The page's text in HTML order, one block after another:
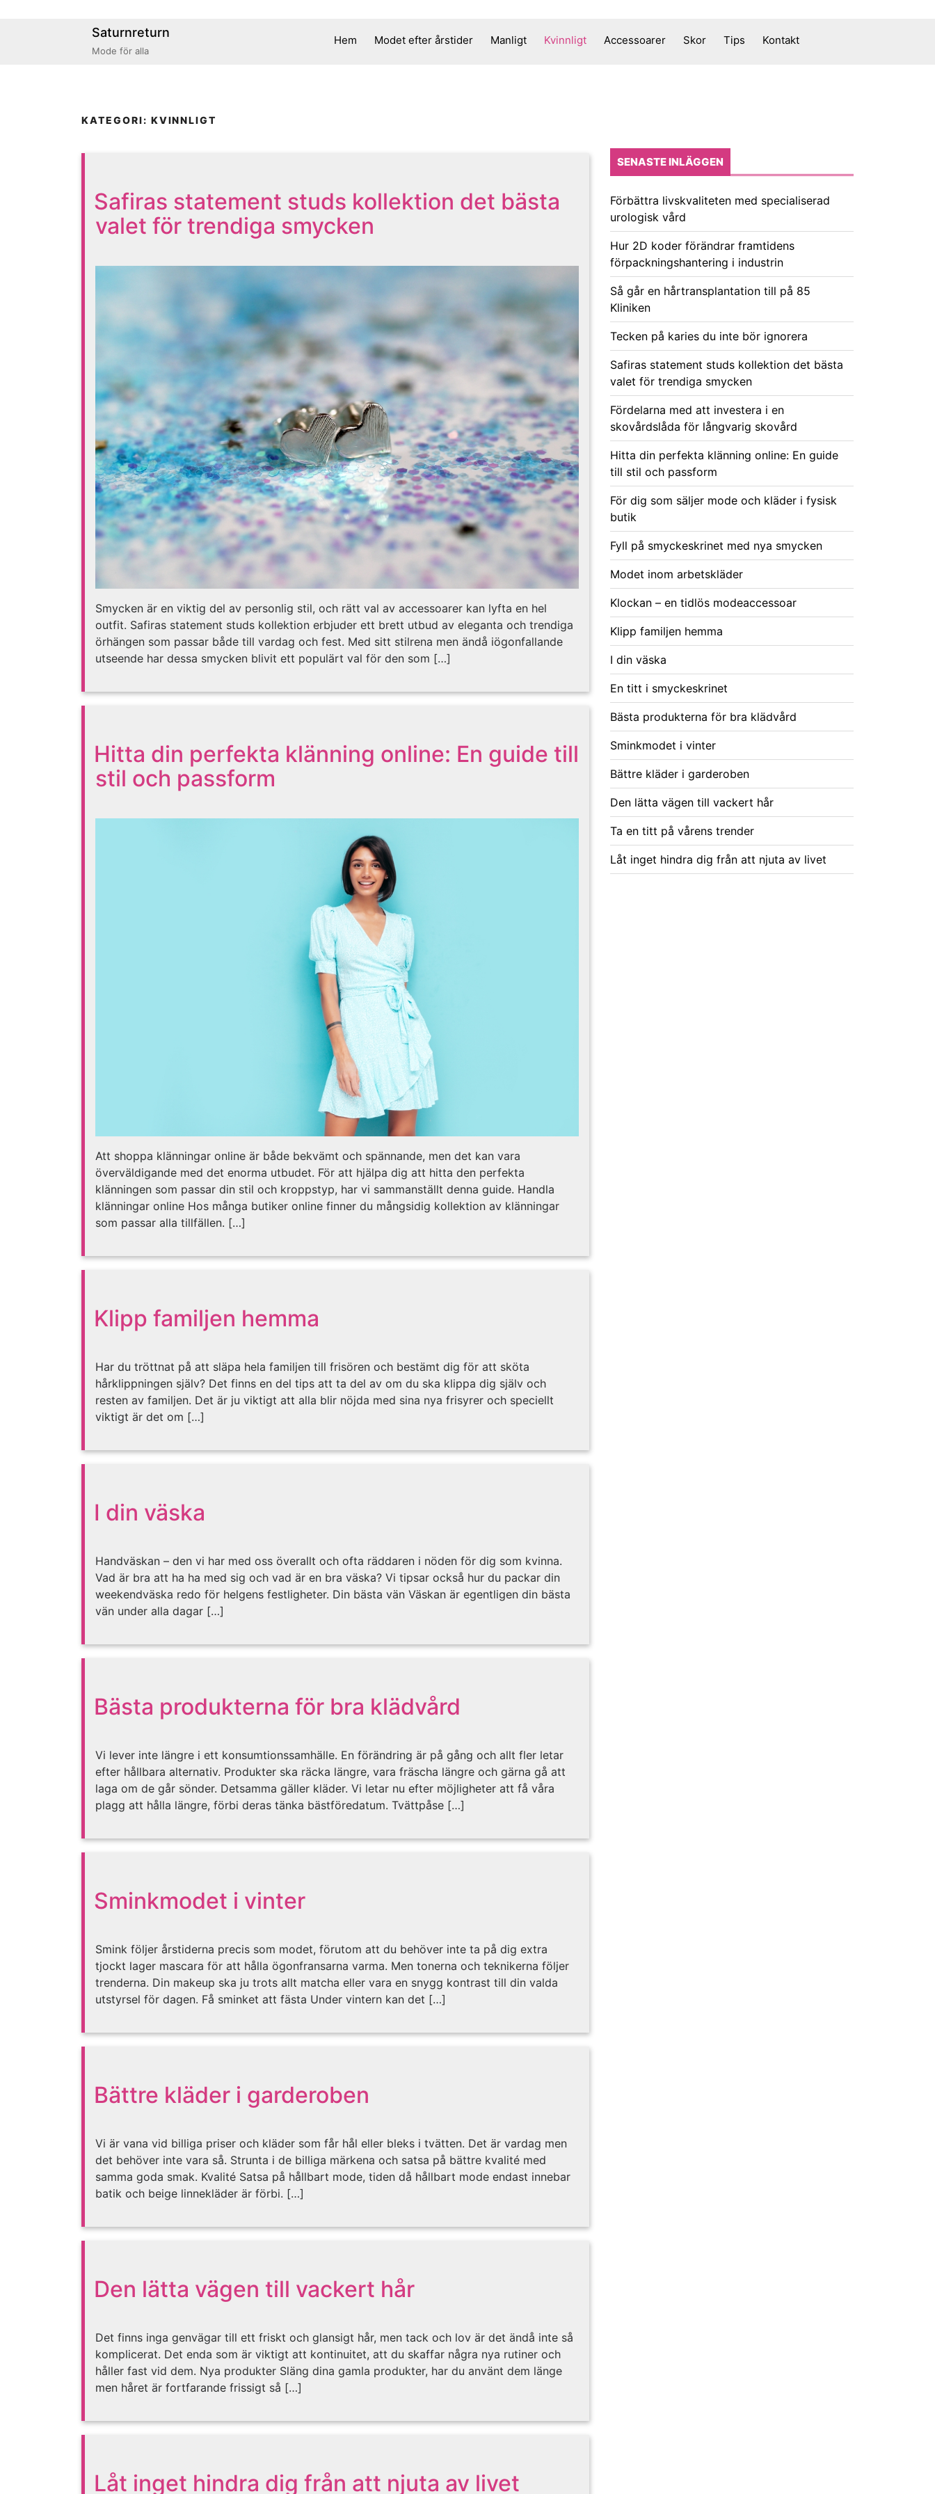
Saturnreturn
Mode för alla
Hem Modet efter årstider Manligt Kvinnligt Accessoarer Skor Tips Kontakt
KATEGORI: KVINNLIGT
Safiras statement studs kollektion det bästa
valet för trendiga smycken
Smycken är en viktig del av personlig stil, och rätt val av accessoarer kan lyfta en hel
outfit. Safiras statement studs kollektion erbjuder ett brett utbud av eleganta och trendiga
örhängen som passar både till vardag och fest. Med sitt stilrena men ändå iögonfallande
utseende har dessa smycken blivit ett populärt val för den som […]
Hitta din perfekta klänning online: En guide till
stil och passform
Att shoppa klänningar online är både bekvämt och spännande, men det kan vara
överväldigande med det enorma utbudet. För att hjälpa dig att hitta den perfekta
klänningen som passar din stil och kroppstyp, har vi sammanställt denna guide. Handla
klänningar online Hos många butiker online finner du mångsidig kollektion av klänningar
som passar alla tillfällen. […]
Klipp familjen hemma
Har du tröttnat på att släpa hela familjen till frisören och bestämt dig för att sköta
hårklippningen själv? Det finns en del tips att ta del av om du ska klippa dig själv och
resten av familjen. Det är ju viktigt att alla blir nöjda med sina nya frisyrer och speciellt
viktigt är det om […]
I din väska
Handväskan – den vi har med oss överallt och ofta räddaren i nöden för dig som kvinna.
Vad är bra att ha ha med sig och vad är en bra väska? Vi tipsar också hur du packar din
weekendväska redo för helgens festligheter. Din bästa vän Väskan är egentligen din bästa
vän under alla dagar […]
Bästa produkterna för bra klädvård
Vi lever inte längre i ett konsumtionssamhälle. En förändring är på gång och allt fler letar
efter hållbara alternativ. Produkter ska räcka längre, vara fräscha längre och gärna gå att
laga om de går sönder. Detsamma gäller kläder. Vi letar nu efter möjligheter att få våra
plagg att hålla längre, förbi deras tänka bästföredatum. Tvättpåse […]
Sminkmodet i vinter
Smink följer årstiderna precis som modet, förutom att du behöver inte ta på dig extra
tjockt lager mascara för att hålla ögonfransarna varma. Men tonerna och teknikerna följer
trenderna. Din makeup ska ju trots allt matcha eller vara en snygg kontrast till din valda
utstyrsel för dagen. Få sminket att fästa Under vintern kan det […]
Bättre kläder i garderoben
Vi är vana vid billiga priser och kläder som får hål eller bleks i tvätten. Det är vardag men
det behöver inte vara så. Strunta i de billiga märkena och satsa på bättre kvalité med
samma goda smak. Kvalité Satsa på hållbart mode, tiden då hållbart mode endast innebar
batik och beige linnekläder är förbi. […]
Den lätta vägen till vackert hår
Det finns inga genvägar till ett friskt och glansigt hår, men tack och lov är det ändå inte så
komplicerat. Det enda som är viktigt att kontinuitet, att du skaffar några nya rutiner och
håller fast vid dem. Nya produkter Släng dina gamla produkter, har du använt dem länge
men håret är fortfarande frissigt så […]
Låt inget hindra dig från att njuta av livet
SENASTE INLÄGGEN
Förbättra livskvaliteten med specialiserad
urologisk vård
Hur 2D koder förändrar framtidens
förpackningshantering i industrin
Så går en hårtransplantation till på 85
Kliniken
Tecken på karies du inte bör ignorera
Safiras statement studs kollektion det bästa
valet för trendiga smycken
Fördelarna med att investera i en
skovårdslåda för långvarig skovård
Hitta din perfekta klänning online: En guide
till stil och passform
För dig som säljer mode och kläder i fysisk
butik
Fyll på smyckeskrinet med nya smycken
Modet inom arbetskläder
Klockan – en tidlös modeaccessoar
Klipp familjen hemma
I din väska
En titt i smyckeskrinet
Bästa produkterna för bra klädvård
Sminkmodet i vinter
Bättre kläder i garderoben
Den lätta vägen till vackert hår
Ta en titt på vårens trender
Låt inget hindra dig från att njuta av livet